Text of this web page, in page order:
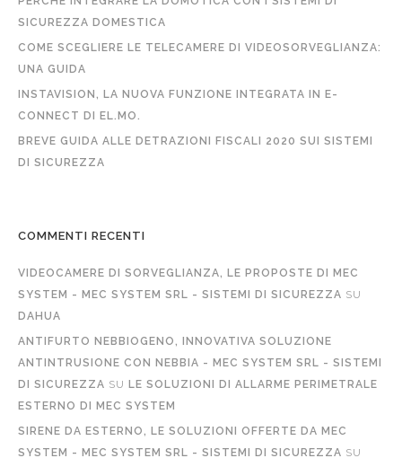
SICUREZZA DOMESTICA
COME SCEGLIERE LE TELECAMERE DI VIDEOSORVEGLIANZA:
UNA GUIDA
INSTAVISION, LA NUOVA FUNZIONE INTEGRATA IN E-
CONNECT DI EL.MO.
BREVE GUIDA ALLE DETRAZIONI FISCALI 2020 SUI SISTEMI
DI SICUREZZA
COMMENTI RECENTI
VIDEOCAMERE DI SORVEGLIANZA, LE PROPOSTE DI MEC
SYSTEM - MEC SYSTEM SRL - SISTEMI DI SICUREZZA SU
DAHUA
ANTIFURTO NEBBIOGENO, INNOVATIVA SOLUZIONE
ANTINTRUSIONE CON NEBBIA - MEC SYSTEM SRL - SISTEMI
DI SICUREZZA SU LE SOLUZIONI DI ALLARME PERIMETRALE
ESTERNO DI MEC SYSTEM
SIRENE DA ESTERNO, LE SOLUZIONI OFFERTE DA MEC
SYSTEM - MEC SYSTEM SRL - SISTEMI DI SICUREZZA SU